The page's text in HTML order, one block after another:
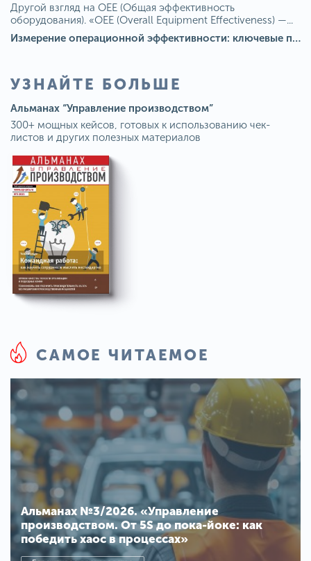
Другой взгляд на OEE (Общая эффективность
оборудования). «OEE (Overall Equipment Effectiveness) —...
Измерение операционной эффективности: ключевые показатели для непрерывного совершенствования
УЗНАЙТЕ БОЛЬШЕ
Альманах “Управление производством”
300+ мощных кейсов, готовых к использованию чек-
листов и других полезных материалов
САМОЕ ЧИТАЕМОЕ
Альманах №3/2026. «Управление
производством. От 5S до пока-йоке: как
победить хаос в процессах»